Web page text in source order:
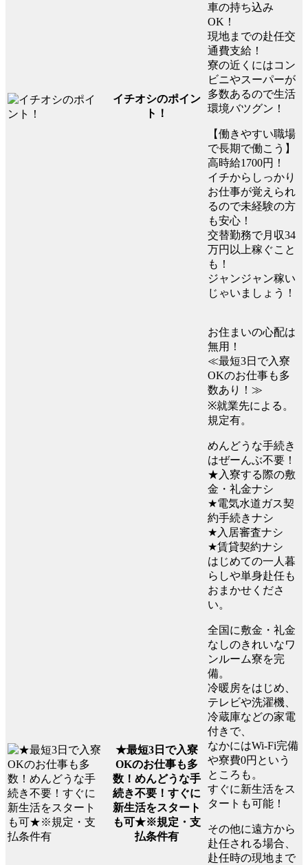
イチオシのポイン
ト！
車の持ち込み
OK！
現地までの赴任交
通費支給！
寮の近くにはコン
ビニやスーパーが
多数あるので生活
環境バツグン！
【働きやすい職場
で長期で働こう】
高時給1700円！
イチからしっかり
お仕事が覚えられ
るので未経験の方
も安心！
交替勤務で月収34
万円以上稼ぐこと
も！
ジャンジャン稼い
じゃいましょう！
★最短3日で入寮
OKのお仕事も多
数！めんどうな手
続き不要！すぐに
新生活をスタート
も可★※規定・支
払条件有
お住まいの心配は
無用！
≪最短3日で入寮
OKのお仕事も多
数あり！≫
※就業先による。
規定有。
めんどうな手続き
はぜーんぶ不要！
★入寮する際の敷
金・礼金ナシ
★電気水道ガス契
約手続きナシ
★入居審査ナシ
★賃貸契約ナシ
はじめての一人暮
らしや単身赴任も
おまかせくださ
い。
全国に敷金・礼金
なしのきれいなワ
ンルーム寮を完
備。
冷暖房をはじめ、
テレビや洗濯機、
冷蔵庫などの家電
付きで、
なかにはWi-Fi完備
や寮費0円という
ところも。
すぐに新生活をス
タートも可能！
その他に遠方から
赴任される場合、
赴任時の現地まで